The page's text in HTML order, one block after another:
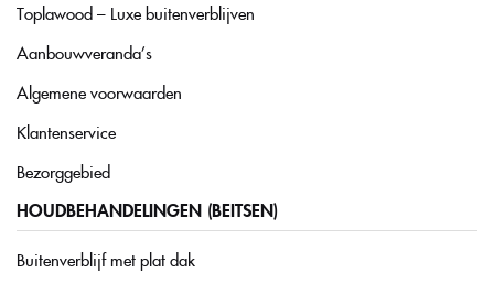
Toplawood – Luxe buitenverblijven
Aanbouwveranda’s
Algemene voorwaarden
Klantenservice
Bezorggebied
HOUDBEHANDELINGEN (BEITSEN)
Buitenverblijf met plat dak